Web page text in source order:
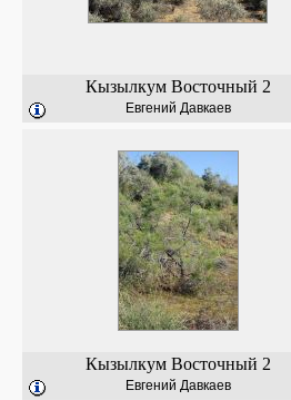
Кызылкум Восточный 2
Евгений Давкаев
Кызылкум Восточный 2
Евгений Давкаев